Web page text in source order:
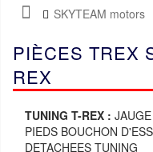
SKYTEAM motors
PIÈCES TREX
REX
TUNING T-REX :
PIEDS BOUCHON
DETACHEES TUNING